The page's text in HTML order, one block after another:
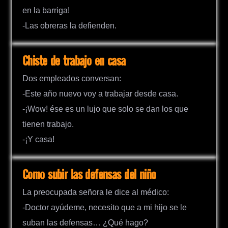
en la barriga!
-Las obreras la defienden.
Chiste de trabajo en casa
Dos empleados conversan:
-Este año nuevo voy a trabajar desde casa.
-¡Wow! ése es un lujo que solo se dan los que
tienen trabajo.
-¡Y casa!
Como subir las defensas del niño
La preocupada señora le dice al médico:
-Doctor ayúdeme, necesito que a mi hijo se le
suban las defensas… ¿Qué hago?